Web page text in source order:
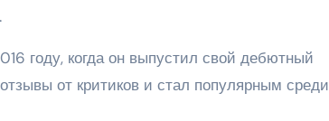
году, когда он выпустил свой дебютный
от критиков и стал популярным среди